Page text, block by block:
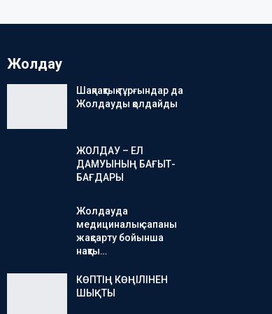
Жолдау
Шақпақтық тұрғындар да
Жолдауды қолдайды
ЖОЛДАУ – ЕЛ
ДАМУЫНЫҢ БАҒЫТ-
БАҒДАРЫ
Жолдауда
медициналық сапаны
жақсарту бойынша
нақты…
КӨПТІҢ КӨҢІЛІНЕН
ШЫҚТЫ